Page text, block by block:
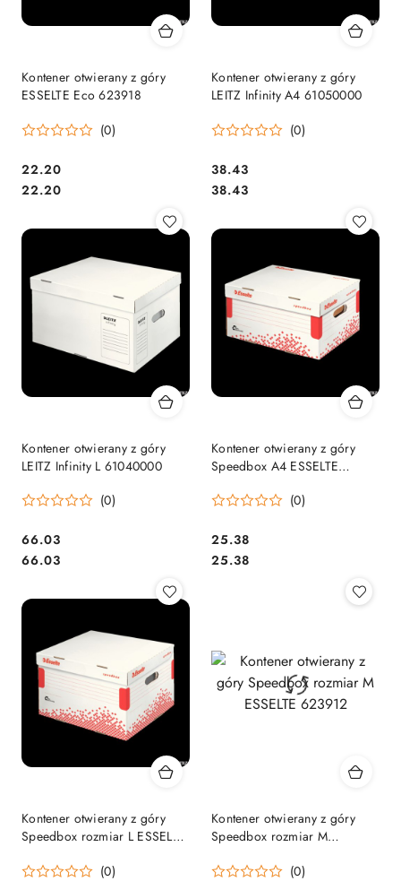
Kontener otwierany z góry
ESSELTE Eco 623918
(0)
Cena:
22.20
Cena:
22.20
Kontener otwierany z góry
LEITZ Infinity A4 61050000
(0)
Cena:
38.43
Cena:
38.43
Kontener otwierany z góry
LEITZ Infinity L 61040000
(0)
Cena:
66.03
Cena:
66.03
Kontener otwierany z góry
Speedbox A4 ESSELTE
(0)
Cena:
25.38
Cena:
25.38
Kontener otwierany z góry
Speedbox rozmiar L ESSELTE
(0)
Kontener otwierany z góry
Speedbox rozmiar M
(0)